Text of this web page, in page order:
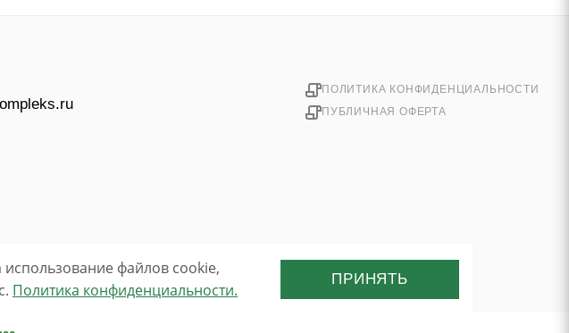
ПОЛИТИКА КОНФИДЕНЦИАЛЬНОСТИ
ПУБЛИЧНАЯ ОФЕРТА
использование файлов cookie,
Политика конфиденциальности.
ПРИНЯТЬ